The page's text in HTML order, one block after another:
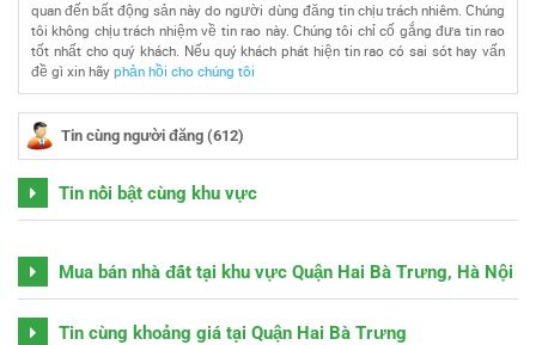
quan đến bất động sản này do người dùng đăng tin chịu trách nhiêm. Chúng
tôi không chịu trách nhiệm về tin rao này. Chúng tôi chỉ cố gắng đưa tin rao
tốt nhất cho quý khách. Nếu quý khách phát hiện tin rao có sai sót hay vấn
đề gì xin hãy phản hồi cho chúng tôi
Tin cùng người đăng (612)
Tin nổi bật cùng khu vực
Mua bán nhà đất tại khu vực Quận Hai Bà Trưng, Hà Nội
Tin cùng khoảng giá tại Quận Hai Bà Trưng